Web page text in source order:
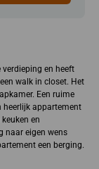
en heeft
walk in closet. Het
Een ruime
heerlijk appartement
en
naar eigen wens
een berging.